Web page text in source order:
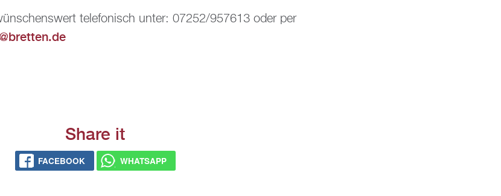
te­le­fo­nisch unter: 07252/957613 oder per
Share it
FACE­BOOK WHATS­APP